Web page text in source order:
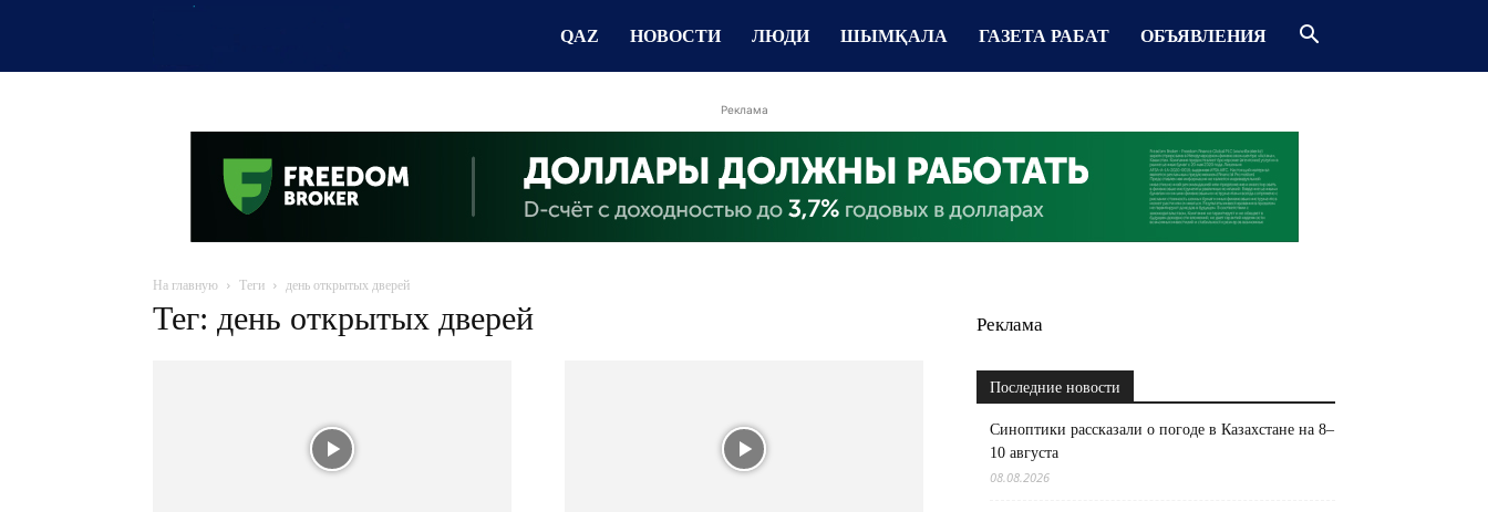
QAZ НОВОСТИ ЛЮДИ ШЫМҚАЛА ГАЗЕТА РАБАТ ОБЪЯВЛЕНИЯ
Реклама
На главную Теги день открытых дверей
Тег: день открытых дверей Реклама
Последние новости
Синоптики рассказали о погоде в Казахстане на 8–
10 августа
08.08.2026